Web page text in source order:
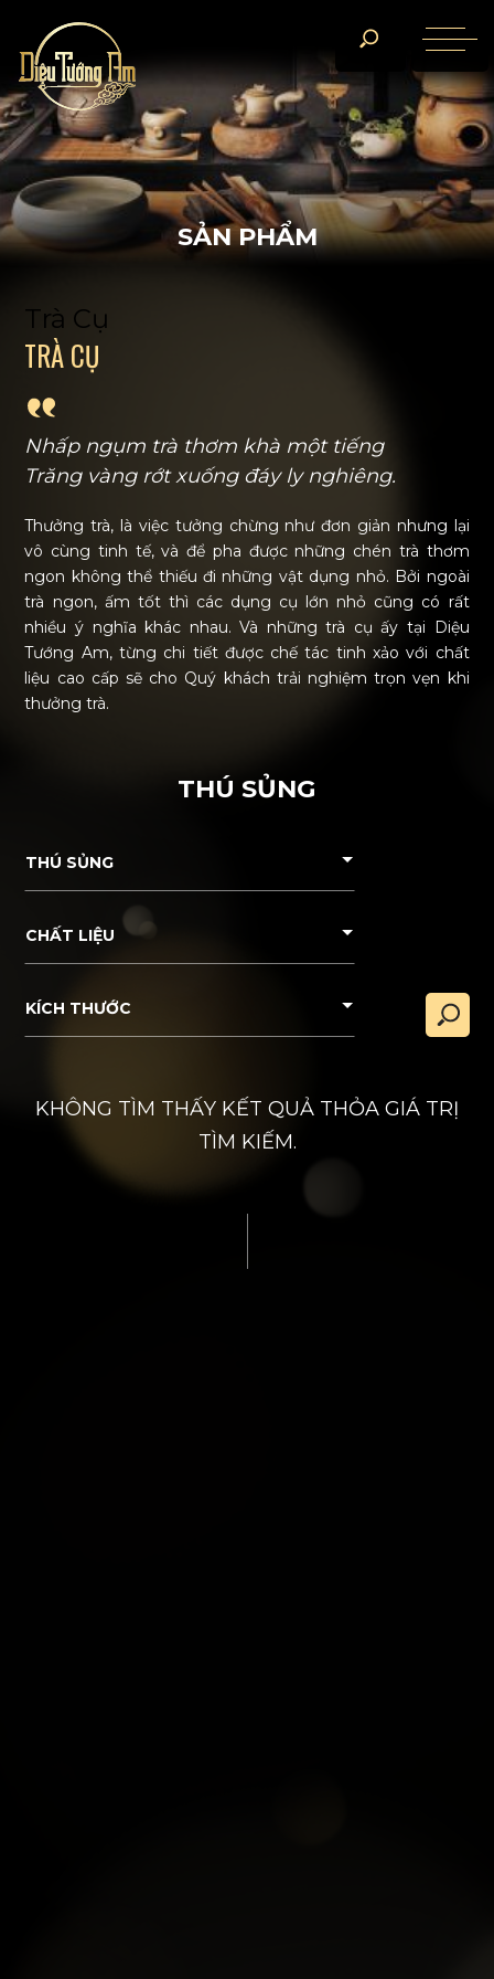
SẢN PHẨM
Trà Cụ
TRÀCỤ
Nhấp ngụm trà thơm khà một tiếng
Trăng vàng rớt xuống đáy ly nghiêng.
Thưởng trà, là việc tưởng chừng như đơn giản nhưng lại
vô cùng tinh tế, và để pha được những chén trà thơm
ngon không thể thiếu đi những vật dụng nhỏ. Bởi ngoài
trà ngon, ấm tốt thì các dụng cụ lớn nhỏ cũng có rất
nhiều ý nghĩa khác nhau. Và những trà cụ ấy tại Diệu
Tướng Am, từng chi tiết được chế tác tinh xảo với chất
liệu cao cấp sẽ cho Quý khách trải nghiệm trọn vẹn khi
thưởng trà.
THÚ SỦNG
THÚ SỦNG
CHẤT LIỆU
KÍCH THƯỚC
KHÔNG TÌM THẤY KẾT QUẢ THỎA GIÁ TRỊ
TÌM KIẾM.